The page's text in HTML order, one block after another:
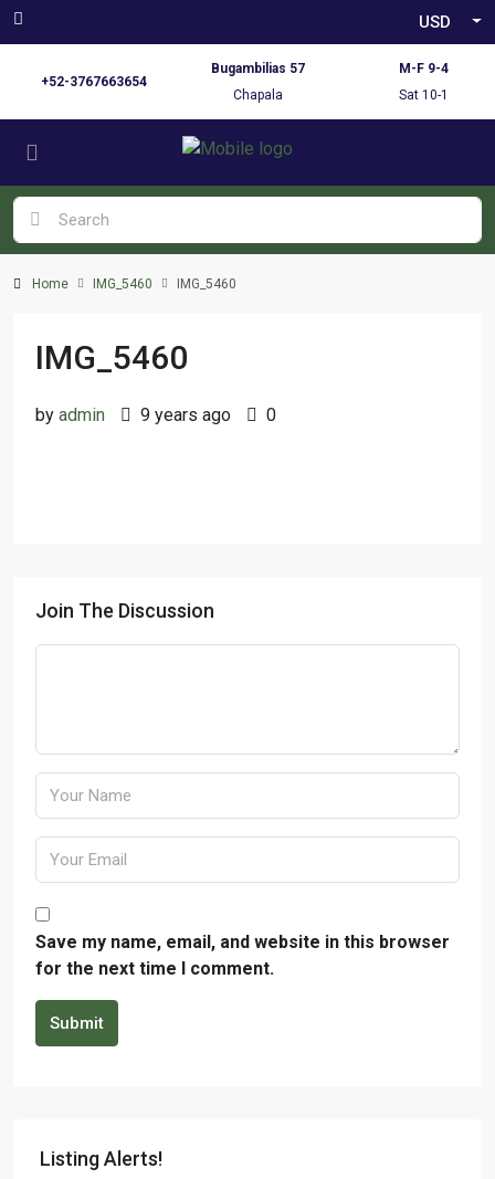
USD
+52-3767663654
Bugambilias 57
Chapala
M-F 9-4
Sat 10-1
Home IMG_5460 IMG_5460
IMG_5460
by admin 9 years ago 0
Join The Discussion
Save my name, email, and website in this browser
for the next time I comment.
Submit
Listing Alerts!